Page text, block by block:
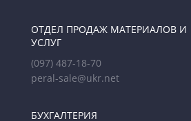
ОТДЕЛ ПРОДАЖ МАТЕРИАЛОВ И
УСЛУГ
(097) 487-18-70
peral-sale@ukr.net
БУХГАЛТЕРИЯ